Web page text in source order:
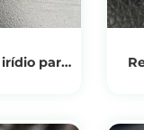
para